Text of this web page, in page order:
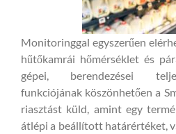
Monitoringgal egyszerűen
hűtőkamrái hőmérséklet és
gépei, berendezései
funkciójának köszönhetően a
riasztást küld, amint egy
átlépi a beállított határértéket,